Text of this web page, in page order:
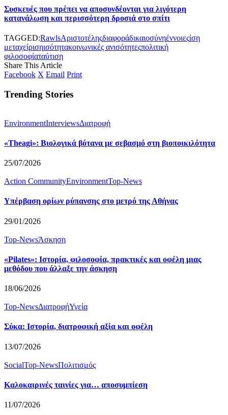
Συσκευές που πρέπει να αποσυνδέονται για λιγότερη
κατανάλωση και περισσότερη δροσιά στο σπίτι
TAGGED:RawlsΑριστοτέληςδιαφοράδικαιοσύνηέννοιεςίση
μεταχείρισηισότητακοινωνικές ανισότητεςπολιτική
φιλοσοφίαταύτιση
Share This Article
Facebook X Email Print
Trending Stories
EnvironmentInterviewsΔιατροφή
«Theagi»: Βιολογικά βότανα με σεβασμό στη βιοποικιλότητα
25/07/2026
Action CommunityEnvironmentTop-News
Υπέρβαση ορίων ρύπανσης στο μετρό της Αθήνας
29/01/2026
Top-NewsΆσκηση
«Pilates»: Ιστορία, φιλοσοφία, πρακτικές και οφέλη μιας
μεθόδου που άλλαξε την άσκηση
18/06/2026
Top-NewsΔιατροφήΥγεία
Σύκα: Ιστορία, διατροφική αξία και οφέλη
13/07/2026
SocialTop-NewsΠολιτισμός
Καλοκαιρινές ταινίες για… αποσυμπίεση
11/07/2026